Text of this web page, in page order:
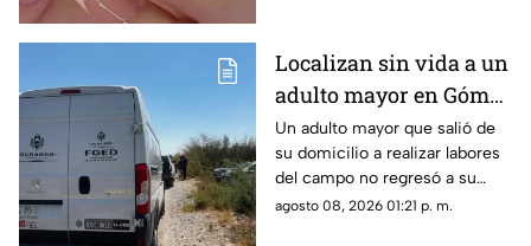
Localizan sin vida a un
adulto mayor en Gómez
Palacio; habría sufrido
un infarto
Un adulto mayor que salió de
su domicilio a realizar labores
del campo no regresó a su
hogar. Tras ser buscado por su
agosto 08, 2026 01:21 p. m.